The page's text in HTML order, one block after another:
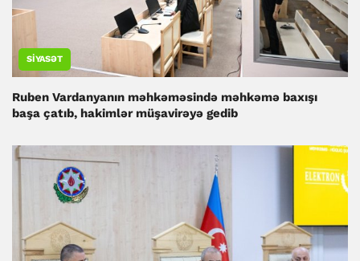
SIYASƏT
Ruben Vardanyanın məhkəməsində məhkəmə baxışı
başa çatıb, hakimlər müşavirəyə gedib